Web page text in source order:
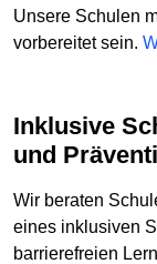
Unsere Schulen
vorbereitet sein.
Inklusive Schulentwicklung, Beratung
und
Wir beraten
eines inklusiven
barrierefreien